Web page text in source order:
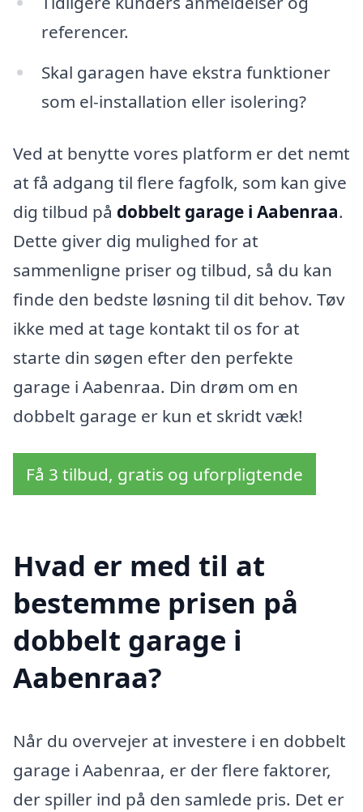
referencer.
Skal garagen have ekstra funktioner
som el-installation eller isolering?
Ved at benytte vores platform er det nemt
at få adgang til flere fagfolk, som kan give
dig tilbud på dobbelt garage i Aabenraa.
Dette giver dig mulighed for at
sammenligne priser og tilbud, så du kan
finde den bedste løsning til dit behov. Tøv
ikke med at tage kontakt til os for at
starte din søgen efter den perfekte
garage i Aabenraa. Din drøm om en
dobbelt garage er kun et skridt væk!
Få 3 tilbud, gratis og uforpligtende
Hvad er med til at
bestemme prisen på
dobbelt garage i
Aabenraa?
Når du overvejer at investere i en dobbelt
garage i Aabenraa, er der flere faktorer,
der spiller ind på den samlede pris. Det er